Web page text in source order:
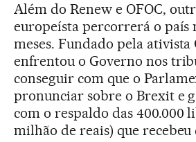
Além do Renew e OFOC,
europeísta percorrerá o país
meses. Fundado pela
enfrentou o Governo nos
conseguir com que o
pronunciar sobre o Brexit e
com o respaldo das 400.000
milhão de reais) que recebeu